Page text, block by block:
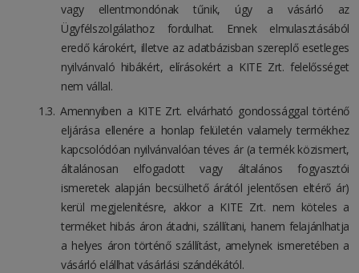
vagy ellentmondónak tűnik, úgy a vásárló az
Ügyfélszolgálathoz fordulhat. Ennek elmulasztásából
eredő károkért, illetve az adatbázisban szereplő esetleges
nyilvánvaló hibákért, elírásokért a KITE Zrt. felelősséget
nem vállal.
Amennyiben a KITE Zrt. elvárható gondossággal történő
eljárása ellenére a honlap felületén valamely termékhez
kapcsolódóan nyilvánvalóan téves ár (a termék közismert,
általánosan elfogadott vagy általános fogyasztói
ismeretek alapján becsülhető árától jelentősen eltérő ár)
kerül megjelenítésre, akkor a KITE Zrt. nem köteles a
terméket hibás áron átadni, szállítani, hanem felajánlhatja
a helyes áron történő szállítást, amelynek ismeretében a
vásárló elállhat vásárlási szándékától.